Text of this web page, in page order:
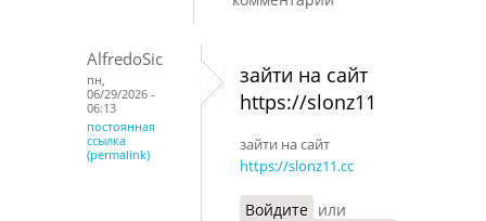
AlfredoSic
пн,
06/29/2026 -
06:13
постоянная
ссылка
(permalink)
зайти на сайт
https://slonz11
зайти на сайт
https://slonz11.cc
Войдите или